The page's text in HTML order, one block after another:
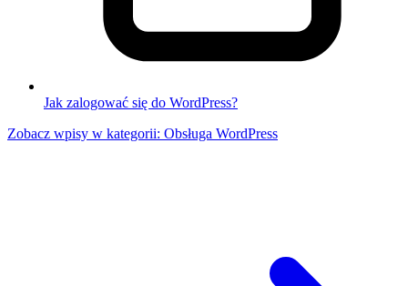
Jak zalogować się do WordPress?
Zobacz wpisy w kategorii: Obsługa WordPress